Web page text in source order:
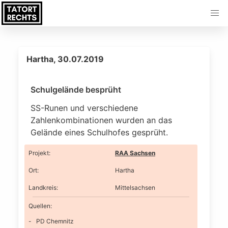
Hartha, 30.07.2019
Schulgelände besprüht
SS-Runen und verschiedene
Zahlenkombinationen wurden an das
Gelände eines Schulhofes gesprüht.
Projekt: RAA Sachsen
Ort: Hartha
Landkreis: Mittelsachsen
Quellen:
PD Chemnitz